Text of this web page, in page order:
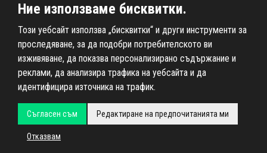
Всичко за пазаруването
Информация за нас
Всички права запазени © 2026Ahifi.cz, реализация
Shean.cz
Ние използваме бисквитки.
Този уебсайт използва „бисквитки“ и други инструменти за
проследяване, за да подобри потребителското ви
изживяване, да показва персонализирано съдържание и
реклами, да анализира трафика на уебсайта и да
идентифицира източника на трафик.
Съгласен съм Редактиране на предпочитанията ми
Отказвам